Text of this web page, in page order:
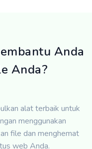
Anda
Anda?
alat terbaik untuk
menggunakan
file dan menghemat
web Anda.